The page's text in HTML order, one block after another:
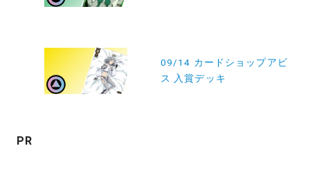
ン
09/14 カードショップアビ
ス 入賞デッキ
PR